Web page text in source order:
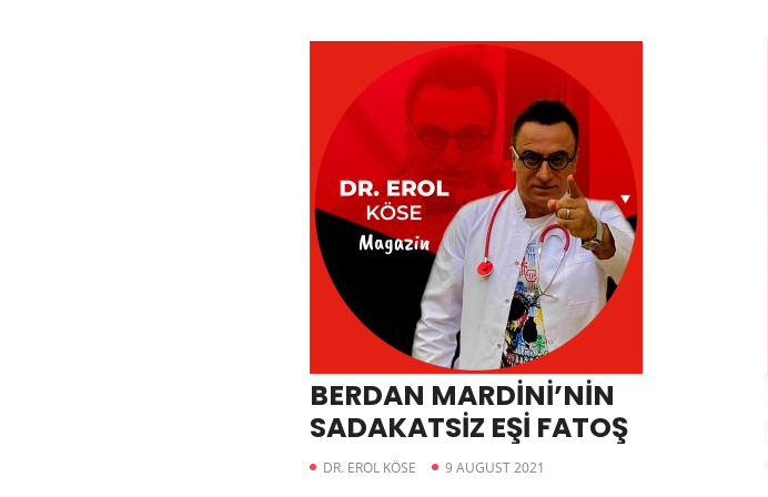
BERDAN MARDİNİ’NİN
SADAKATSİZ EŞİ FATOŞ
DR. EROL KÖSE 9 AUGUST 2021